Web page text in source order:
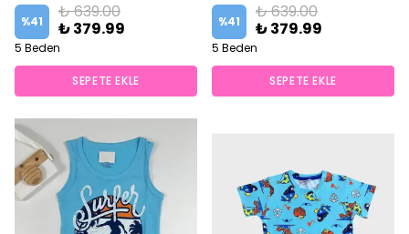
%41
₺ 639.00
₺ 379.99
5 Beden
SEPETE EKLE
%41
₺ 639.00
₺ 379.99
5 Beden
SEPETE EKLE